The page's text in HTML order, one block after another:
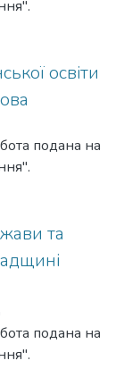
освіти
подана на
та
подана на